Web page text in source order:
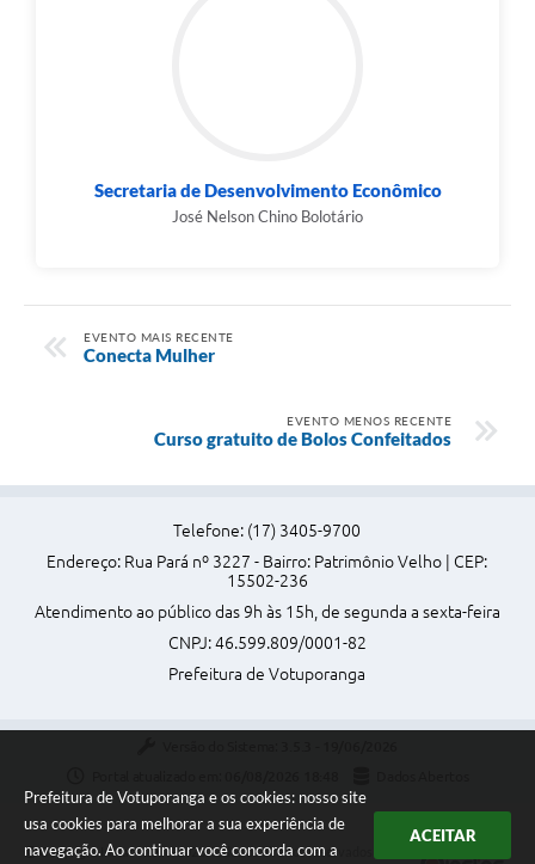
Prefeitura de Votuporanga e os cookies: nosso site
usa cookies para melhorar a sua experiência de
navegação. Ao continuar você concorda com a
ACEITAR
Secretaria de Desenvolvimento Econômico
José Nelson Chino Bolotário
EVENTO MAIS RECENTE
Conecta Mulher
EVENTO MENOS RECENTE
Curso gratuito de Bolos Confeitados
Telefone: (17) 3405-9700
Endereço: Rua Pará nº 3227 - Bairro: Patrimônio Velho | CEP:
15502-236
Atendimento ao público das 9h às 15h, de segunda a sexta-feira
CNPJ: 46.599.809/0001-82
Prefeitura de Votuporanga
Copyright Instar - 2006-2026. Todos os direitos reservados -